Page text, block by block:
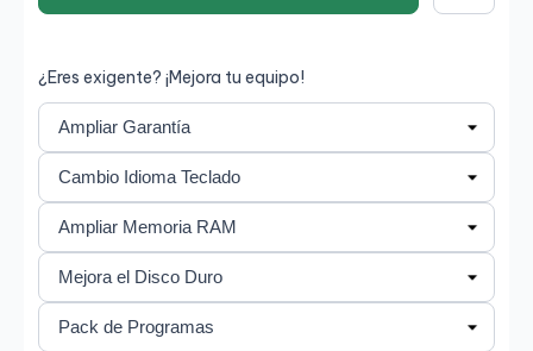
¿Eres exigente? ¡Mejora tu equipo!